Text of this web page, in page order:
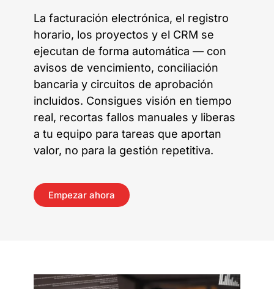
La facturación electrónica, el registro
horario, los proyectos y el CRM se
ejecutan de forma automática — con
avisos de vencimiento, conciliación
bancaria y circuitos de aprobación
incluidos. Consigues visión en tiempo
real, recortas fallos manuales y liberas
a tu equipo para tareas que aportan
valor, no para la gestión repetitiva.
Empezar ahora